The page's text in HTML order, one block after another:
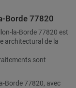
Borde 77820
la-Borde 77820 est
architectural de la
sont
Borde 77820, avec